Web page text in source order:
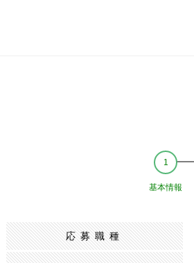
基本情報
応募職種